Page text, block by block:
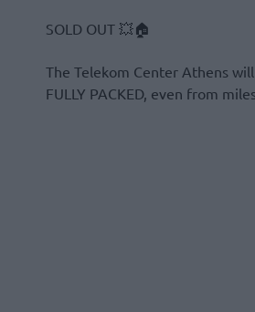
SOLD OUT 💥🏠
The Telekom Center Athens
FULLY PACKED, even from